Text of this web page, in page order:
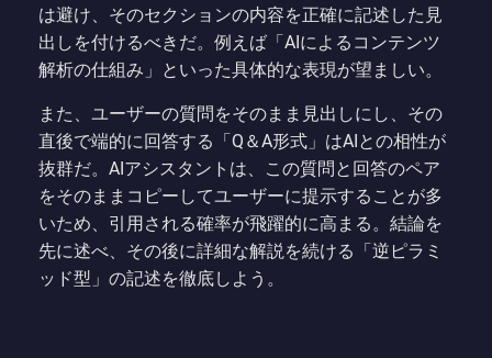
は避け、そのセクションの内容を正確に記述した見
出しを付けるべきだ。例えば「AIによるコンテンツ
解析の仕組み」といった具体的な表現が望ましい。
また、ユーザーの質問をそのまま見出しにし、その
直後で端的に回答する「Q＆A形式」はAIとの相性が
抜群だ。AIアシスタントは、この質問と回答のペア
をそのままコピーしてユーザーに提示することが多
いため、引用される確率が飛躍的に高まる。結論を
先に述べ、その後に詳細な解説を続ける「逆ピラミ
ッド型」の記述を徹底しよう。